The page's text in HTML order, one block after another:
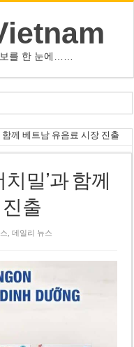
를 한 눈에……
한 컷의 서정’ 출간
개…절반은 국영기업
개월 조기 달성 자신”
불신임 압박 직면
정… 8월 29일~9월 2일
요격 실패…드론, 모스크바 집
목표
기각
함께 베트남 유음료 시장 진출
밀’과 함께
출
,데일리 뉴스